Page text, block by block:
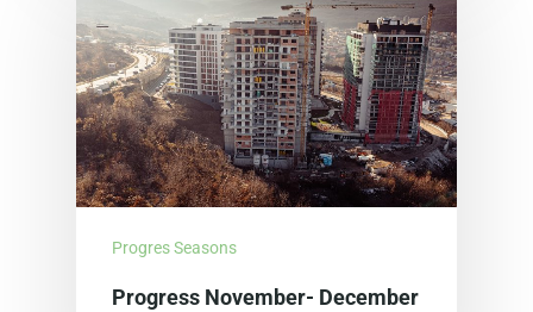
Progres Seasons
Progress November- December